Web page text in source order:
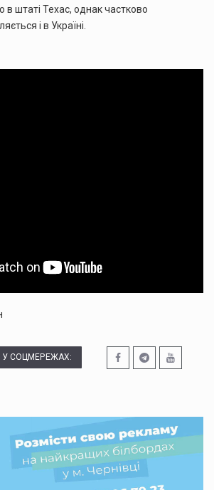
штаті Техас, однак частково
і в Україні.
У СОЦМЕРЕЖАХ: